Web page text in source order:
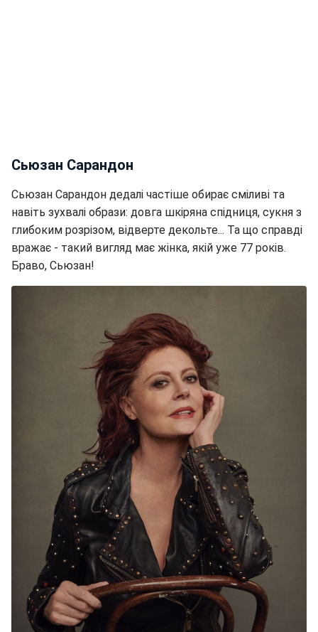
Сьюзан Сарандон
Сьюзан Сарандон дедалі частіше обирає сміливі та
навіть зухвалі образи: довга шкіряна спідниця, сукня з
глибоким розрізом, відверте декольте... Та що справді
вражає - такий вигляд має жінка, якій уже 77 років.
Браво, Сьюзан!